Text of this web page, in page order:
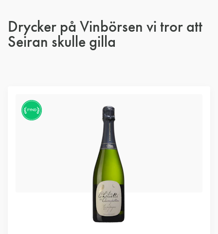
Drycker på Vinbörsen vi tror att
Seiran skulle gilla
FYND